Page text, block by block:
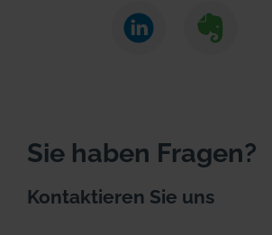
Sie haben Fragen?
Kontaktieren Sie uns